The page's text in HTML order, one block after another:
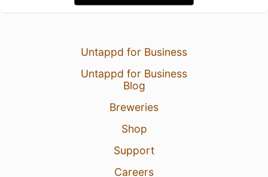
Untappd for Business
Untappd for Business
Blog
Breweries
Shop
Support
Careers